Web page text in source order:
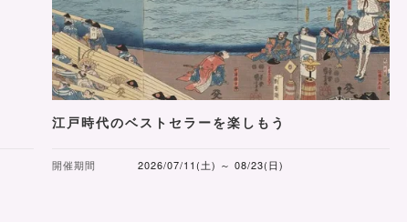
江戸時代のベストセラーを楽しもう
開催期間 2026/07/11(土) ～ 08/23(日)